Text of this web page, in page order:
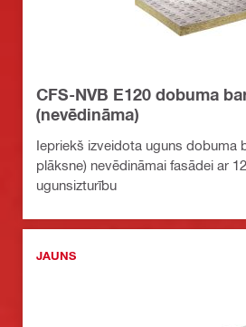
CFS-NVB E120 dobuma
(nevēdināma)
Iepriekš izveidota uguns dobuma
plāksne) nevēdināmai fasādei ar
ugunsizturību
JAUNS